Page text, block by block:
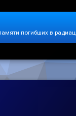
погибших в